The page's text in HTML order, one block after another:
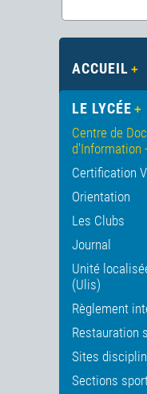
ACCUEIL
LE LYCÉE
Centre de
d'Information
Certification
Orientation
Les Clubs
Journal
Unité
(Ulis)
Règlement
Restauration
Sites
Sections